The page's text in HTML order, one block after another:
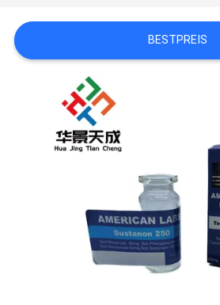
FÄLLE
SITEMAP
PRIVACY
BESTPREIS